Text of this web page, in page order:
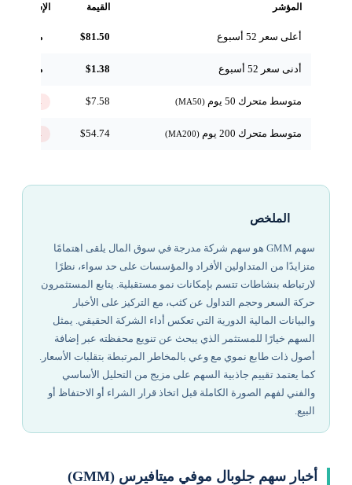
المؤشر القيمة الإشارة
أعلى سعر 52 أسبوع $81.50 مرجعي
أدنى سعر 52 أسبوع $1.38 مرجعي
متوسط متحرك 50 يوم $7.58 ↓ تحت
متوسط متحرك 200 يوم $54.74 ↓ تحت
الملخص
سهم GMM هو سهم شركة مدرجة في سوق المال يلقى اهتمامًا
متزايدًا من المتداولين الأفراد والمؤسسات على حد سواء، نظرًا
لارتباطه بنشاطات تتسم بإمكانات نمو مستقبلية. يتابع المستثمرون
حركة السعر وحجم التداول عن كثب، مع التركيز على الأخبار
والبيانات المالية الدورية التي تعكس أداء الشركة الحقيقي. يمثل
السهم خيارًا للمستثمر الذي يبحث عن تنويع محفظته عبر إضافة
أصول ذات طابع نموي مع وعي بالمخاطر المرتبطة بتقلبات الأسعار.
كما يعتمد تقييم جاذبية السهم على مزيج من التحليل الأساسي
والفني لفهم الصورة الكاملة قبل اتخاذ قرار الشراء أو الاحتفاظ أو
البيع.
أخبار سهم جلوبال موفي ميتافيرس (GMM)